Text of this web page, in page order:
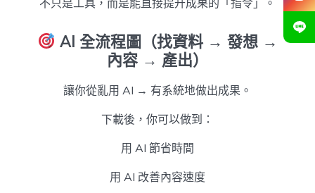
AI 全流程圖（找資料 → 發想 →
內容 → 產出）
讓你從亂用 AI → 有系統地做出成果。
下載後，你可以做到：
用 AI 節省時間
用 AI 改善內容速度